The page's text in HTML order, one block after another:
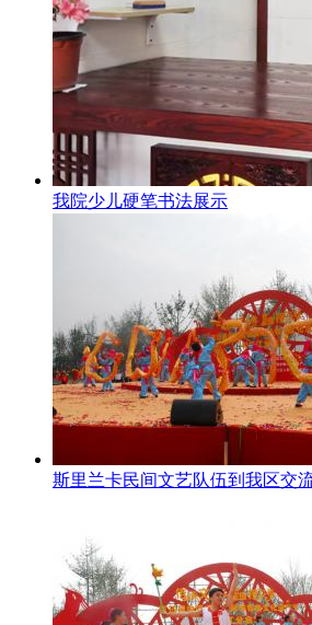
我院少儿硬笔书法展示
斯里兰卡民间文艺队伍到我区交